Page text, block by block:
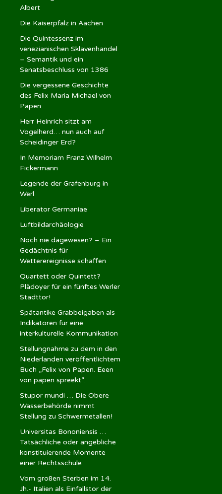
Albert
Die Kaiserpfalz in Aachen
Die Quintessenz im
venezianischen Sklavenhandel
– Semantik und ein
Senatsbeschluss von 1386
Die vergessene Geschichte
des Felix Maria Michael von
Papen
Herr Heinrich sitzt am
Vogelherd… nun auch auf
Scheidinger Erd?
In Memoriam Franz Wilhelm
Fickermann
Legende der Grafenburg in
Werl
Liberator Germaniae
Luftbildarchäologie
Noch nie dagewesen? – Ein
Gedächtnis für
Wetterereignisse schaffen
Quartett oder Quintett?
Plädoyer für ein fünftes Werler
Stadttor!
Spätantike Grabbeigaben als
Indikatoren für eine
interkulturelle Kommunikation
Stellungnahme zu dem in den
Niederlanden veröffentlichtem
Buch „Felix von Papen. Eeen
von papen spreekt“.
Stupor mundi … Die Obere
Wasserbehörde nimmt
Stellung zu Schwermetallen!
Universitas Bononiensis …
Tatsächliche oder angebliche
konstituierende Momente
einer Rechtsschule
Vom großen Sterben im 14.
Jh.- Italien als Einfallstor der